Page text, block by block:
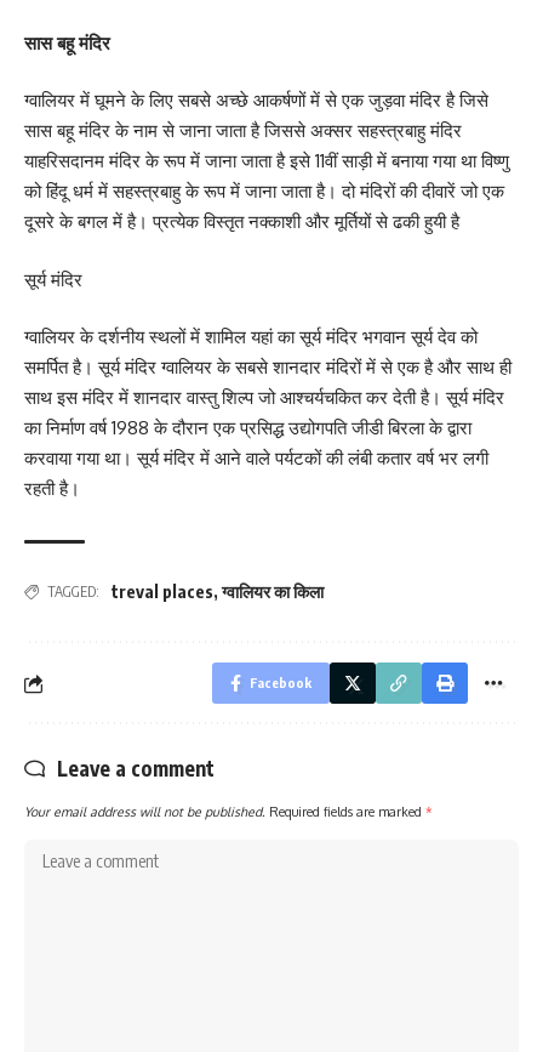
सास बहू मंदिर
ग्वालियर में घूमने के लिए सबसे अच्छे आकर्षणों में से एक जुड़वा मंदिर है जिसे
सास बहू मंदिर के नाम से जाना जाता है जिससे अक्सर सहस्त्रबाहु मंदिर
याहरिसदानम मंदिर के रूप में जाना जाता है इसे 11वीं साड़ी में बनाया गया था विष्णु
को हिंदू धर्म में सहस्त्रबाहु के रूप में जाना जाता है। दो मंदिरों की दीवारें जो एक
दूसरे के बगल में है। प्रत्येक विस्तृत नक्काशी और मूर्तियों से ढकी हुयी है
सूर्य मंदिर
ग्वालियर के दर्शनीय स्थलों में शामिल यहां का सूर्य मंदिर भगवान सूर्य देव को
समर्पित है। सूर्य मंदिर ग्वालियर के सबसे शानदार मंदिरों में से एक है और साथ ही
साथ इस मंदिर में शानदार वास्तु शिल्प जो आश्चर्यचकित कर देती है। सूर्य मंदिर
का निर्माण वर्ष 1988 के दौरान एक प्रसिद्ध उद्योगपति जीडी बिरला के द्वारा
करवाया गया था। सूर्य मंदिर में आने वाले पर्यटकों की लंबी कतार वर्ष भर लगी
रहती है।
TAGGED: treval places,ग्वालियर का किला
Facebook
Leave a comment
Your email address will not be published. Required fields are marked *